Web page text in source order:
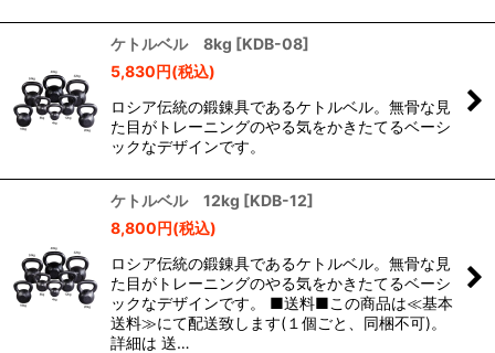
ケトルベル 8kg [KDB-08]
5,830円(税込)
ロシア伝統の鍛錬具であるケトルベル。無骨な見
た目がトレーニングのやる気をかきたてるベーシ
ックなデザインです。
ケトルベル 12kg [KDB-12]
8,800円(税込)
ロシア伝統の鍛錬具であるケトルベル。無骨な見
た目がトレーニングのやる気をかきたてるベーシ
ックなデザインです。 ■送料■この商品は≪基本
送料≫にて配送致します(１個ごと、同梱不可)。
詳細は 送…